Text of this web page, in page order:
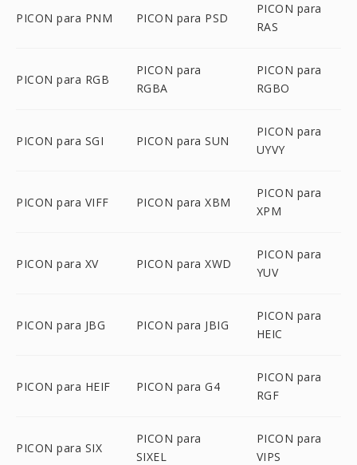
PICON para PNM PICON para PSD
PICON para
RAS
PICON para RGB
PICON para
RGBA
PICON para
RGBO
PICON para SGI PICON para SUN
PICON para
UYVY
PICON para VIFF PICON para XBM
PICON para
XPM
PICON para XV PICON para XWD
PICON para
YUV
PICON para JBG PICON para JBIG
PICON para
HEIC
PICON para HEIF PICON para G4
PICON para
RGF
PICON para SIX
PICON para
SIXEL
PICON para
VIPS